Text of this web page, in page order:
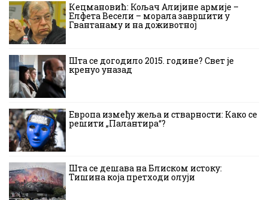
Кецмановић: Кољач Алијине армије –
Елфета Весели – морала завршити у
Гвантанаму и на доживотној
Шта се догодило 2015. године? Свет је
кренуо уназад
Европа између жеља и стварности: Како се
решити „Палантира“?
Шта се дешава на Блиском истоку:
Тишина која претходи олуји